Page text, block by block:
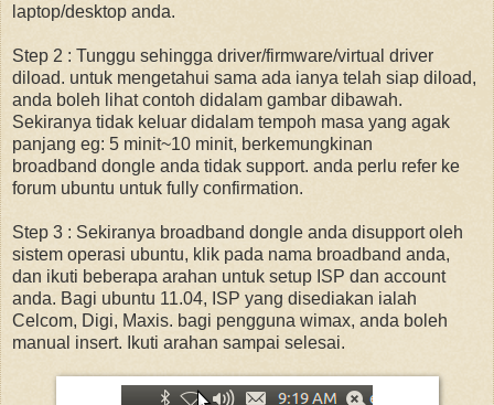
laptop/desktop anda.
Step 2 : Tunggu sehingga driver/firmware/virtual driver
diload. untuk mengetahui sama ada ianya telah siap diload,
anda boleh lihat contoh didalam gambar dibawah.
Sekiranya tidak keluar didalam tempoh masa yang agak
panjang eg: 5 minit~10 minit, berkemungkinan
broadband dongle anda tidak support. anda perlu refer ke
forum ubuntu untuk fully confirmation.
Step 3 : Sekiranya broadband dongle anda disupport oleh
sistem operasi ubuntu, klik pada nama broadband anda,
dan ikuti beberapa arahan untuk setup ISP dan account
anda. Bagi ubuntu 11.04, ISP yang disediakan ialah
Celcom, Digi, Maxis. bagi pengguna wimax, anda boleh
manual insert. Ikuti arahan sampai selesai.